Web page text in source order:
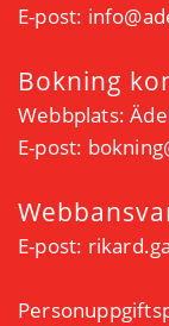
E-post:
Bokning
Webbplats:
E-post:
E-post: